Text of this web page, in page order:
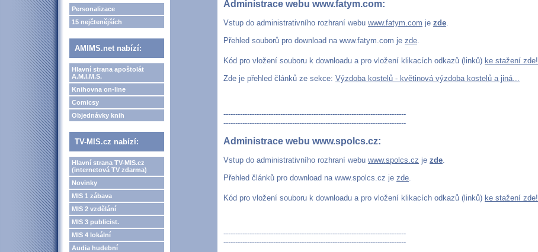
Personalizace
15 nejčtenějších
AMIMS.net nabízí:
Hlavní strana apoštolát
A.M.I.M.S.
Knihovna on-line
Comicsy
Objednávky knih
TV-MIS.cz nabízí:
Hlavní strana TV-MIS.cz
(internetová TV zdarma)
Novinky
MIS 1 zábava
MIS 2 vzdělání
MIS 3 publicist.
MIS 4 lokální
Audia hudební
Administrace webu www.fatym.com:
Vstup do administrativního rozhraní webu www.fatym.com je zde.
Přehled souborů pro download na www.fatym.com je zde.
Kód pro vložení souboru k downloadu a pro vložení klikacích odkazů (linků) ke stažení zde!
Zde je přehled článků ze sekce: Výzdoba kostelů - květinová výzdoba kostelů a jiná...
-----------------------------------------------------------------------------
-----------------------------------------------------------------------------
Administrace webu www.spolcs.cz:
Vstup do administrativního rozhraní webu www.spolcs.cz je zde.
Přehled článků pro download na www.spolcs.cz je zde.
Kód pro vložení souboru k downloadu a pro vložení klikacích odkazů (linků) ke stažení zde!
-----------------------------------------------------------------------------
-----------------------------------------------------------------------------